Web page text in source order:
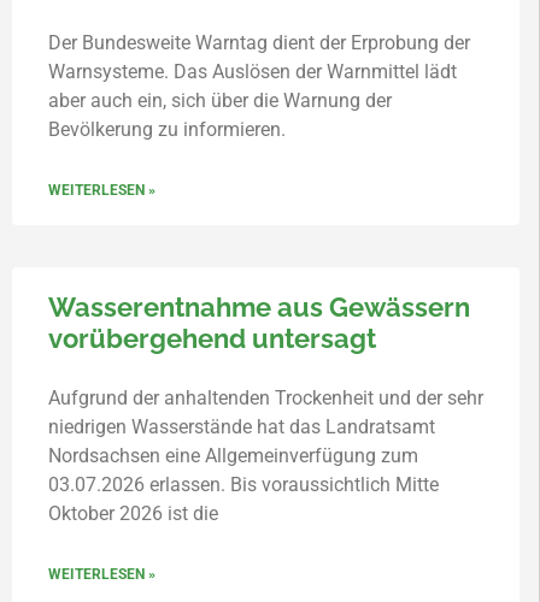
Der Bundesweite Warntag dient der Erprobung der
Warnsysteme. Das Auslösen der Warnmittel lädt
aber auch ein, sich über die Warnung der
Bevölkerung zu informieren.
WEITERLESEN »
Wasserentnahme aus Gewässern
vorübergehend untersagt
Aufgrund der anhaltenden Trockenheit und der sehr
niedrigen Wasserstände hat das Landratsamt
Nordsachsen eine Allgemeinverfügung zum
03.07.2026 erlassen. Bis voraussichtlich Mitte
Oktober 2026 ist die
WEITERLESEN »